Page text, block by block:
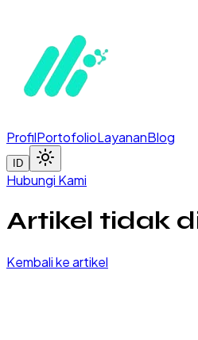
ProfilPortofolioLayananBlog
ID
Hubungi Kami
Artikel tidak
Kembali ke artikel